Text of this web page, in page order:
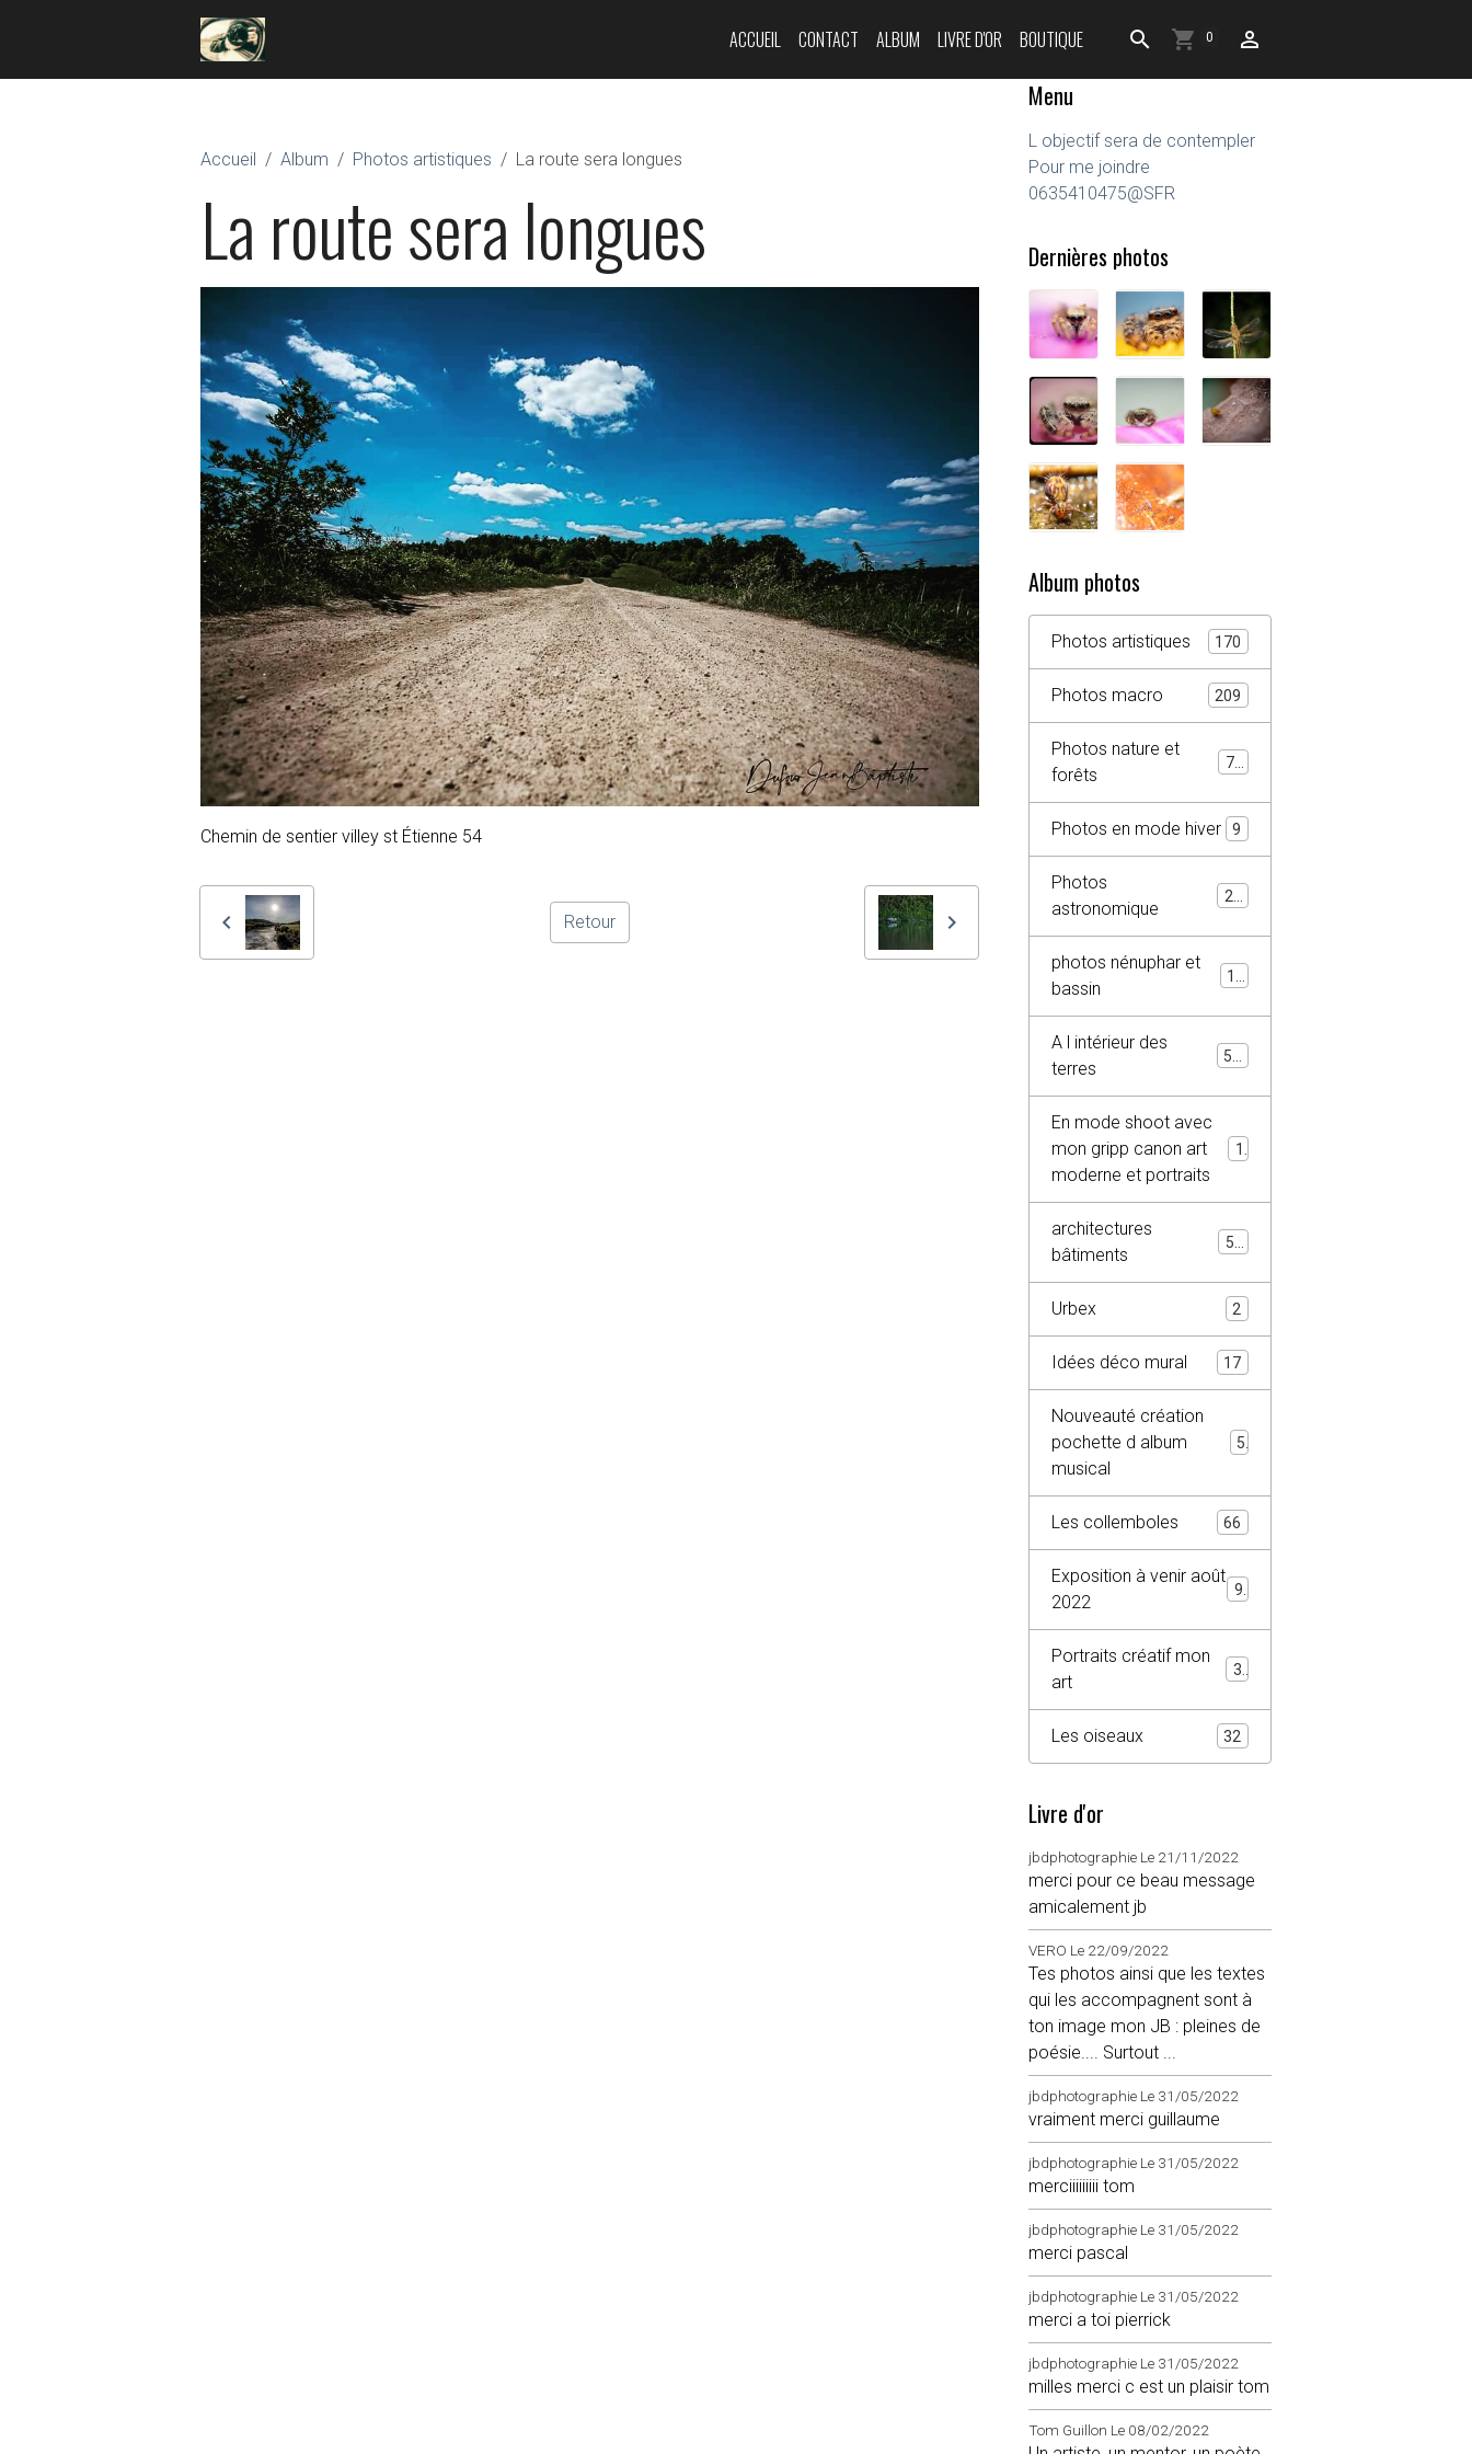
ACCUEIL CONTACT ALBUM LIVRE D'OR BOUTIQUE 0
Accueil Album Photos artistiques La route sera longues
La route sera longues
Chemin de sentier villey st Étienne 54
Retour
Menu
L objectif sera de contempler
Pour me joindre
0635410475@SFR
Dernières photos
Album photos
Photos artistiques 170
Photos macro 209
Photos nature et
forêts
74
Photos en mode hiver 9
Photos
astronomique
photos nénuphar et
bassin
A l intérieur des
terres
En mode shoot avec
mon gripp canon art
moderne et portraits
architectures
bâtiments
Urbex 2
Idées déco mural 17
Nouveauté création
pochette d album
musical
Les collemboles 66
Exposition à venir août
2022
Portraits créatif mon
art
Les oiseaux 32
Livre d'or
jbdphotographie Le 21/11/2022
merci pour ce beau message
amicalement jb
VERO Le 22/09/2022
Tes photos ainsi que les textes
qui les accompagnent sont à
ton image mon JB : pleines de
poésie.... Surtout ...
jbdphotographie Le 31/05/2022
vraiment merci guillaume
jbdphotographie Le 31/05/2022
merciiiiiiiii tom
jbdphotographie Le 31/05/2022
merci pascal
jbdphotographie Le 31/05/2022
merci a toi pierrick
jbdphotographie Le 31/05/2022
milles merci c est un plaisir tom
Tom Guillon Le 08/02/2022